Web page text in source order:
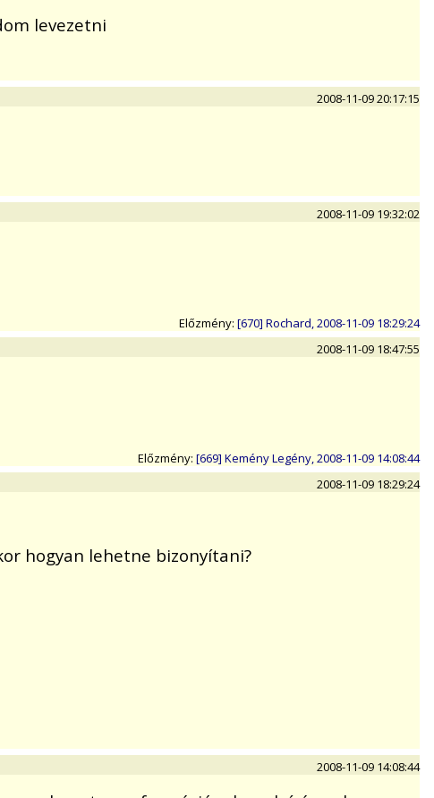
levezetni
2008-11-09 20:17:15
2008-11-09 19:32:02
Előzmény: [670] Rochard, 2008-11-09 18:29:24
2008-11-09 18:47:55
Előzmény: [669] Kemény Legény, 2008-11-09 14:08:44
2008-11-09 18:29:24
hogyan lehetne bizonyítani?
2008-11-09 14:08:44